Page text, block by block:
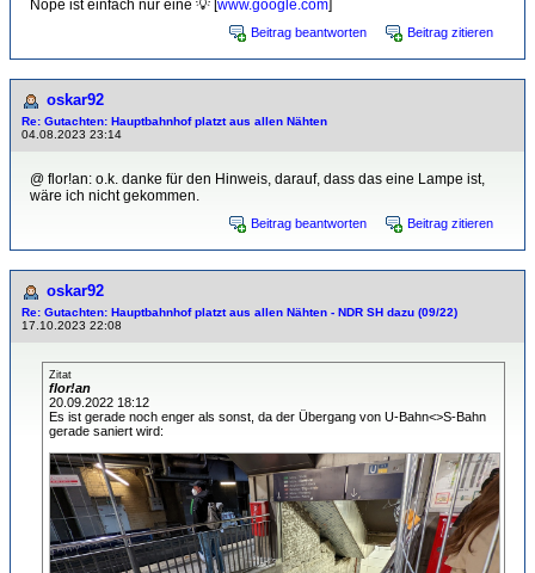
Nope ist einfach nur eine 💡 [ www.google.com
Beitrag beantworten Beitrag zitieren
oskar92
Re: Gutachten: Hauptbahnhof platzt aus allen Nähten
04.08.2023 23:14
@ flor!an: o.k. danke für den Hinweis, darauf, dass das eine Lampe ist,
wäre ich nicht gekommen.
Beitrag beantworten Beitrag zitieren
oskar92
Re: Gutachten: Hauptbahnhof platzt aus allen Nähten - NDR SH dazu (09/22)
17.10.2023 22:08
Zitat
flor!an
20.09.2022 18:12
Es ist gerade noch enger als sonst, da der Übergang von U-Bahn<>S-Bahn
gerade saniert wird: